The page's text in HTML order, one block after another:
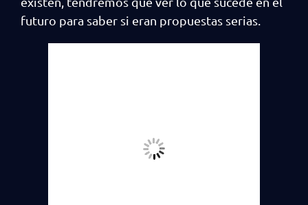
futuro para saber si eran propuestas serias.